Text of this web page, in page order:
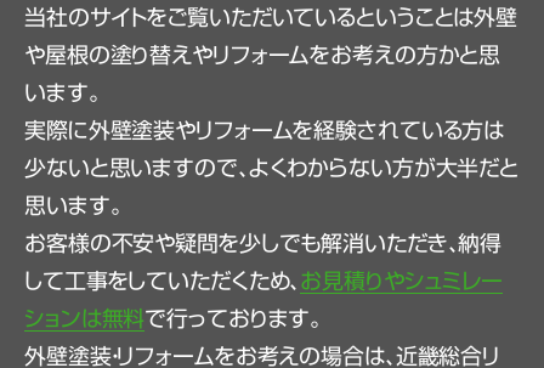
当社のサイトをご覧いただいているということは外壁
や屋根の塗り替えやリフォームをお考えの方かと思
います。
実際に外壁塗装やリフォームを経験されている方は
少ないと思いますので、よくわからない方が大半だと
思います。
お客様の不安や疑問を少しでも解消いただき、納得
して工事をしていただくため、 お見積りやシュミレー
ションは無料で行っております。
外壁塗装・リフォームをお考えの場合は、近畿総合リ